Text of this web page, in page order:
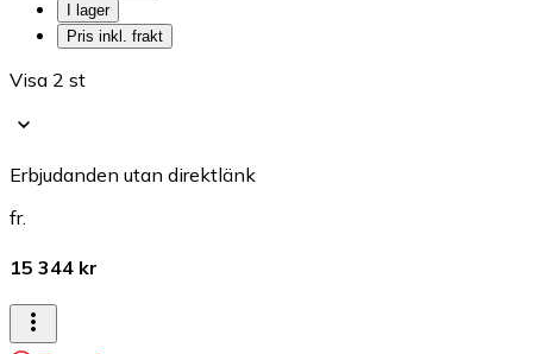
I lager
Pris inkl. frakt
Visa 2 st
Erbjudanden utan direktlänk
fr.
15 344 kr